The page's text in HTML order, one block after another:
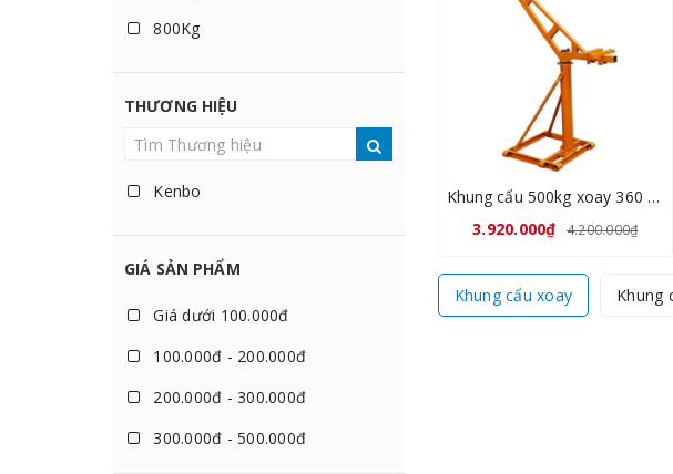
800Kg
THƯƠNG HIỆU
Kenbo
GIÁ SẢN PHẨM
Giá dưới 100.000đ
100.000đ - 200.000đ
200.000đ - 300.000đ
300.000đ - 500.000đ
Khung cẩu 500kg xoay 360 độ
3.920.000₫ 4.200.000₫
Khung cẩu xoay Khung